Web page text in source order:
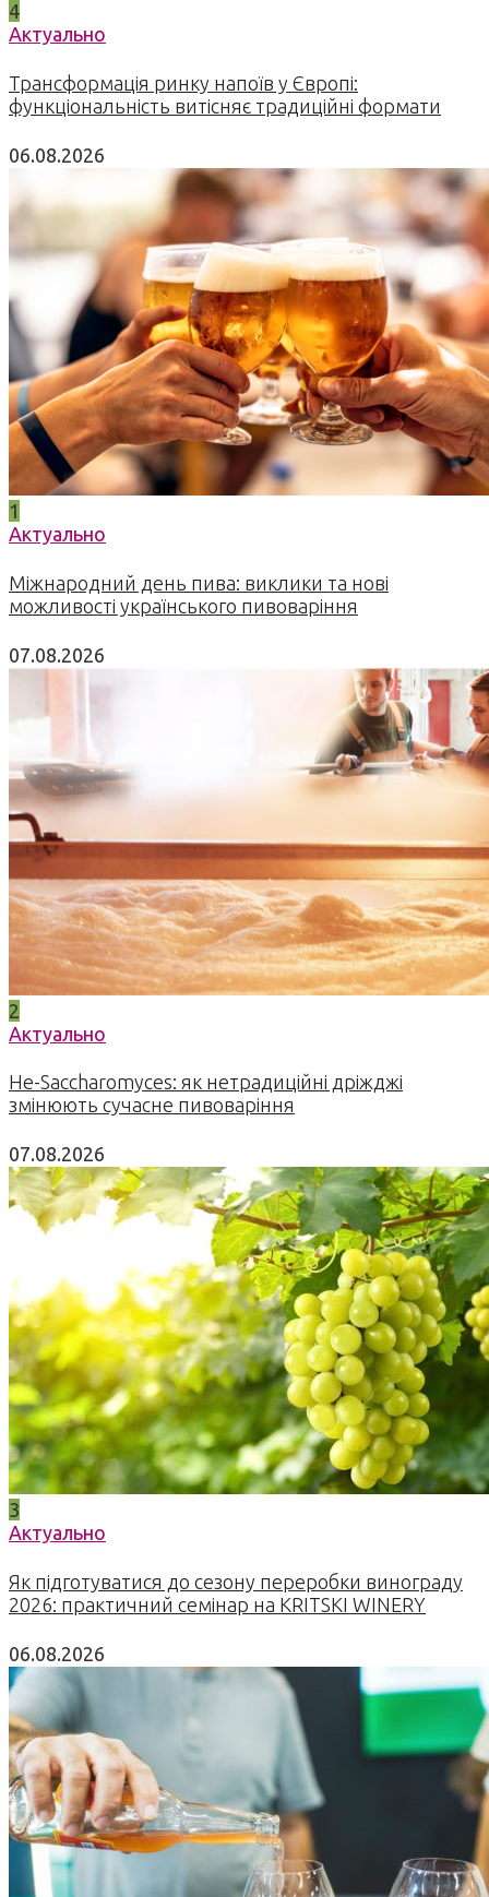
4
Актуально
Трансформація ринку напоїв у Європі:
функціональність витісняє традиційні формати
06.08.2026
1
Актуально
Міжнародний день пива: виклики та нові
можливості українського пивоваріння
07.08.2026
2
Актуально
Не-Saccharomyces: як нетрадиційні дріжджі
змінюють сучасне пивоваріння
07.08.2026
3
Актуально
Як підготуватися до сезону переробки винограду
2026: практичний семінар на KRITSKI WINERY
06.08.2026